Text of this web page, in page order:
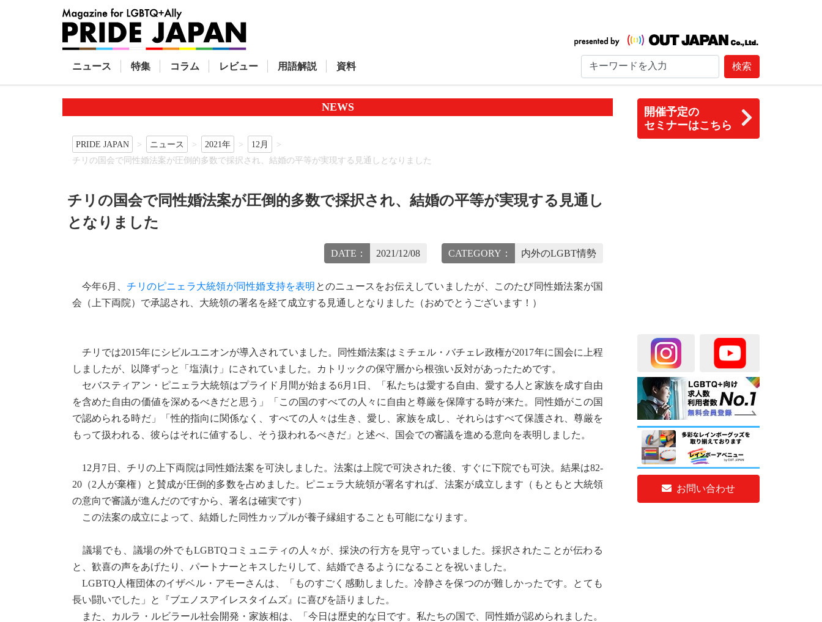
ニュース 特集 コラム レビュー 用語解説 資料 検索
開催予定の
セミナーはこちら
お問い合わせ
NEWS
PRIDE JAPAN ニュース 2021年
12月
チリの国会で同性婚法案が圧倒的多数で採択され、結婚の平等が実現する見通しとなりました
チリの国会で同性婚法案が圧倒的多数で採択され、結婚の平等が実現する見通し
となりました
DATE： 2021/12/08 CATEGORY： 内外のLGBT情勢
今年6月、チリのピニェラ大統領が同性婚支持を表明 とのニュースをお伝えしていましたが、このたび同性婚法案が国
会（上下両院）で承認され、大統領の署名を経て成立する見通しとなりました（おめでとうございます！）
チリでは2015年にシビルユニオンが導入されていました。同性婚法案はミチェル・バチェレ政権が2017年に国会に上程
しましたが、以降ずっと「塩漬け」にされていました。カトリックの保守層から根強い反対があったためです。
セバスティアン・ピニェラ大統領はプライド月間が始まる6月1日、「私たちは愛する自由、愛する人と家族を成す自由
を含めた自由の価値を深めるべきだと思う」「この国のすべての人々に自由と尊厳を保障する時が来た。同性婚がこの国
で認められる時だ」「性的指向に関係なく、すべての人々は生き、愛し、家族を成し、それらはすべて保護され、尊厳を
もって扱われる、彼らはそれに値するし、そう扱われるべきだ」と述べ、国会での審議を進める意向を表明しました。
12月7日、チリの上下両院は同性婚法案を可決しました。法案は上院で可決された後、すぐに下院でも可決。結果は82-
20（2人が棄権）と賛成が圧倒的多数を占めました。ピニェラ大統領が署名すれば、法案が成立します（もともと大統領
の意向で審議が進んだのですから、署名は確実です）
この法案の成立によって、結婚した同性カップルが養子縁組することも可能になります。
議場でも、議場の外でもLGBTQコミュニティの人々が、採決の行方を見守っていました。採択されたことが伝わる
と、歓喜の声をあげたり、パートナーとキスしたりして、結婚できるようになることを祝いました。
LGBTQ人権団体のイザベル・アモーさんは、「ものすごく感動しました。冷静さを保つのが難しかったです。とても
長い闘いでした」と『ブエノスアイレスタイムズ』に喜びを語りました。
また、カルラ・ルビラール社会開発・家族相は、「今日は歴史的な日です。私たちの国で、同性婚が認められました。